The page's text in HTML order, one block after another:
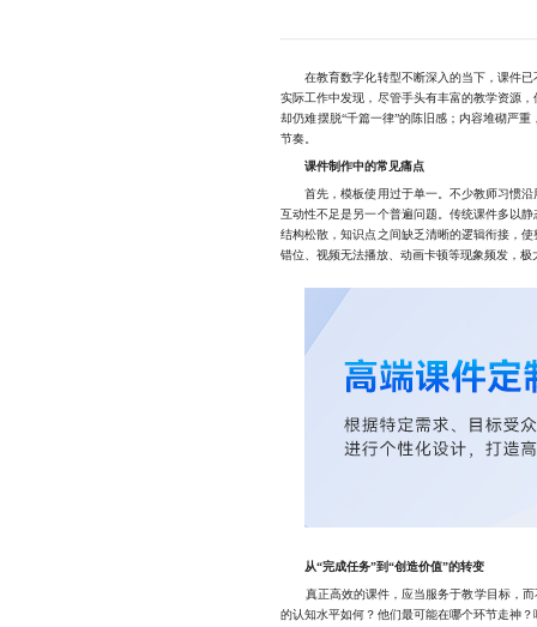
在教育数字化转型不断深入的当下，课件已
实际工作中发现，尽管手头有丰富的教学资源
却仍难摆脱“千篇一律”的陈旧感；内容堆砌严
节奏。
课件制作中的常见痛点
首先，模板使用过于单一。不少教师习惯沿
互动性不足是另一个普遍问题。传统课件多以
结构松散，知识点之间缺乏清晰的逻辑衔接，
错位、视频无法播放、动画卡顿等现象频发，
从“完成任务”到“创造价值”的转变
真正高效的课件，应当服务于教学目标，而
的认知水平如何？他们最可能在哪个环节走神